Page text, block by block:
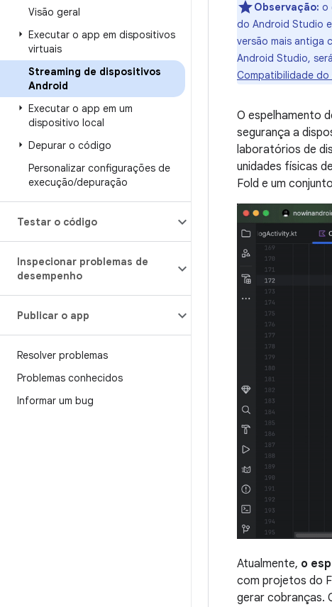
Visão geral
Executar o app em dispositivos
virtuais
Streaming de dispositivos
Android
Executar o app em um
dispositivo local
Depurar o código
Personalizar configurações de
execução/depuração
Testar o código
Inspecionar problemas de
desempenho
Publicar o app
Resolver problemas
Problemas conhecidos
Informar um bug
Observação: o
do Android Studio
versão mais antiga
Android Studio,
Compatibilidade
O espelhamento
segurança a
laboratórios de
unidades físicas
Fold e um
Atualmente, o
com projetos do
gerar cobranças.